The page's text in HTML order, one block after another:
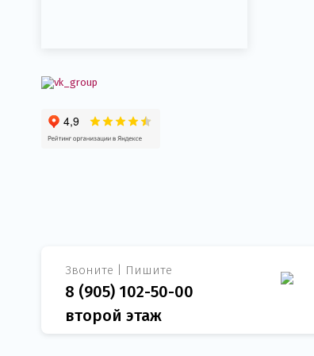
Звоните | Пишите
8 (905) 102-50-00
второй этаж